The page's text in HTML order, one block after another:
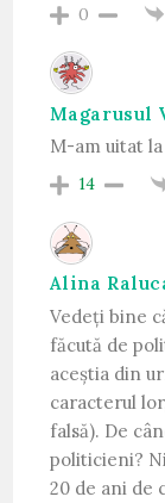
0
Magarusul
M-am uitat
14
Alina
Vedeți bine
făcută de
aceștia din
caracterul
falsă). De
politicieni?
20 de ani de